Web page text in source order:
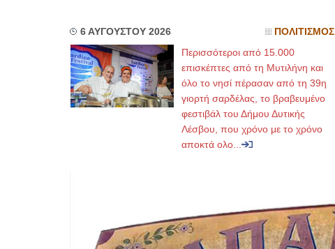
6 ΑΥΓΟΥΣΤΟΥ 2026 ΠΟΛΙΤΙΣΜΟΣ
Περισσότεροι από 15.000
επισκέπτες από τη Μυτιλήνη και
όλο το νησί πέρασαν από τη 39η
γιορτή σαρδέλας, το βραβευμένο
φεστιβάλ του Δήμου Δυτικής
Λέσβου, που χρόνο με το χρόνο
αποκτά ολο...